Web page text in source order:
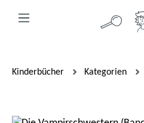
Kinderbücher Kategorien